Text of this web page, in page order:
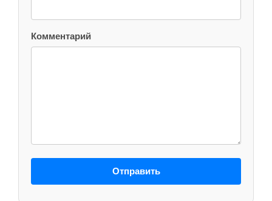
Комментарий
Отправить